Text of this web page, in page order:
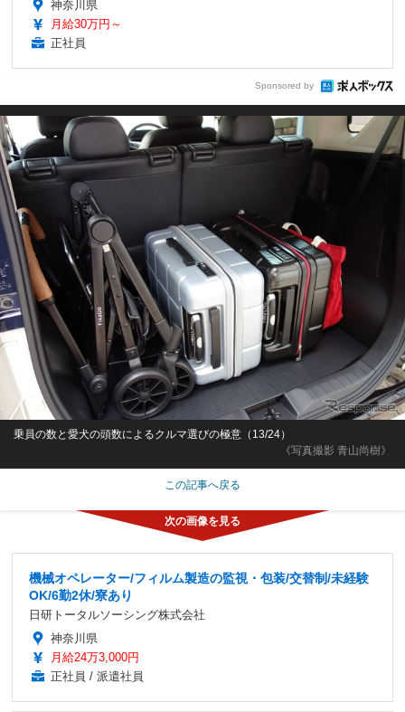
神奈川県
月給30万円～
正社員
Sponsored by
《写真撮影 青山尚樹》
乗員の数と愛犬の頭数によるクルマ選びの極意（13/24）
この記事へ戻る
機械オペレーター/フィルム製造の監視・包装/交替制/未経験
OK/6勤2休/寮あり
日研トータルソーシング株式会社
神奈川県
月給24万3,000円
正社員 / 派遣社員